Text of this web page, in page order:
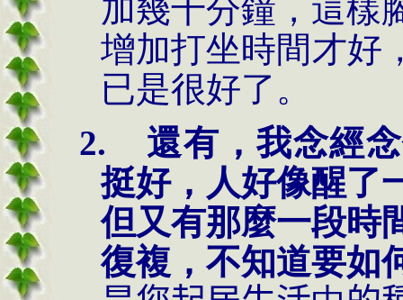
加幾十分鐘，這樣
增加打坐時間才好
已是很好了。
2.
還有，我念經
挺好，人好像醒了
但又有那麼一段時
復複，不知道要如